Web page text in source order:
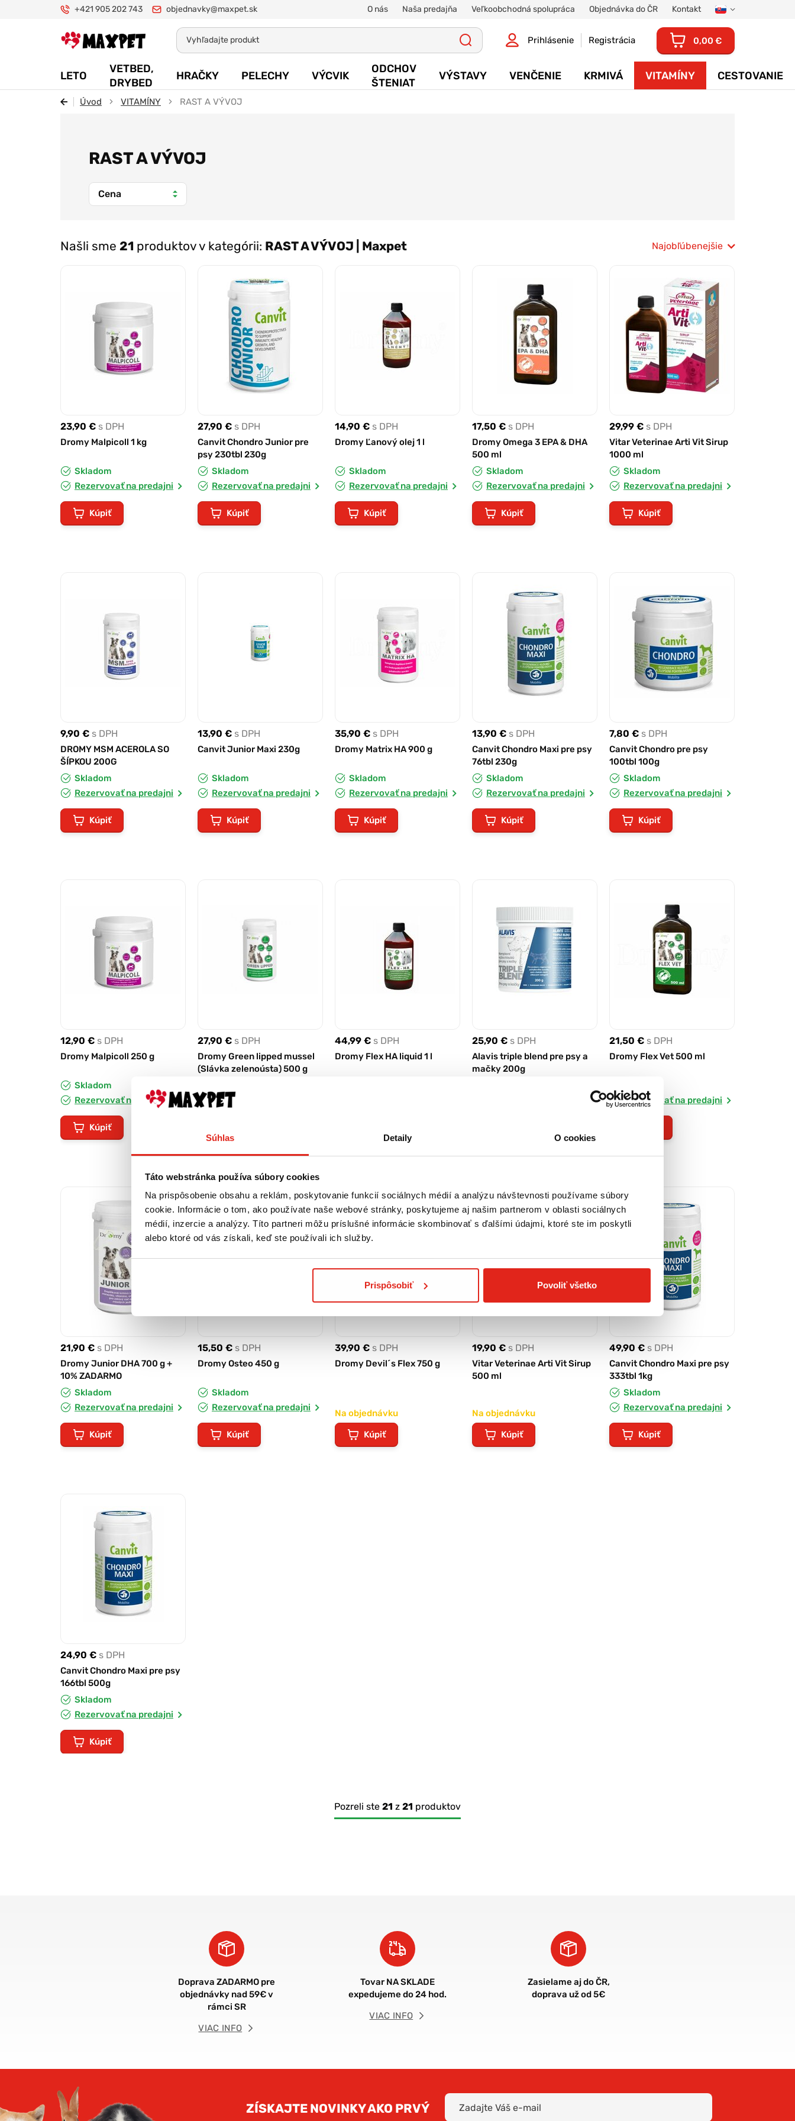
Súhlas Detaily O cookies
Táto webstránka používa súbory cookies
Na prispôsobenie obsahu a reklám, poskytovanie funkcií sociálnych médií a analýzu návštevnosti používame súbory
cookie. Informácie o tom, ako používate naše webové stránky, poskytujeme aj našim partnerom v oblasti sociálnych
médií, inzercie a analýzy. Títo partneri môžu príslušné informácie skombinovať s ďalšími údajmi, ktoré ste im poskytli
alebo ktoré od vás získali, keď ste používali ich služby.
Prispôsobiť Povoliť všetko
+421 905 202 743 objednavky@maxpet.sk O nás Naša predajňa Veľkoobchodná spolupráca Objednávka do ČR
Kontakt
Prihlásenie Registrácia 0,00 €
LETO
VETBED,
DRYBED
HRAČKY PELECHY VÝCVIK
ODCHOV
ŠTENIAT
VÝSTAVY VENČENIE KRMIVÁ VITAMÍNY CESTOVANIE
Úvod VITAMÍNY RAST A VÝVOJ
RAST A VÝVOJ
Cena
Našli sme 21 produktov v kategórii: RAST A VÝVOJ | Maxpet Najobľúbenejšie
23,90 € s DPH
Dromy Malpicoll 1 kg
Skladom
Rezervovať na predajni
Kúpiť
27,90 € s DPH
Canvit Chondro Junior pre
psy 230tbl 230g
Skladom
Rezervovať na predajni
Kúpiť
14,90 € s DPH
Dromy Ľanový olej 1 l
Skladom
Rezervovať na predajni
Kúpiť
17,50 € s DPH
Dromy Omega 3 EPA & DHA
500 ml
Skladom
Rezervovať na predajni
Kúpiť
29,99 € s DPH
Vitar Veterinae Arti Vit Sirup
1000 ml
Skladom
Rezervovať na predajni
Kúpiť
9,90 € s DPH
DROMY MSM ACEROLA SO
ŠÍPKOU 200G
Skladom
Rezervovať na predajni
Kúpiť
13,90 € s DPH
Canvit Junior Maxi 230g
Skladom
Rezervovať na predajni
Kúpiť
35,90 € s DPH
Dromy Matrix HA 900 g
Skladom
Rezervovať na predajni
Kúpiť
13,90 € s DPH
Canvit Chondro Maxi pre psy
76tbl 230g
Skladom
Rezervovať na predajni
Kúpiť
7,80 € s DPH
Canvit Chondro pre psy
100tbl 100g
Skladom
Rezervovať na predajni
Kúpiť
12,90 € s DPH
Dromy Malpicoll 250 g
Skladom
Rezervovať na predajni
Kúpiť
27,90 € s DPH
Dromy Green lipped mussel
(Slávka zelenoústa) 500 g
Rezervovať na predajni
44,99 € s DPH
Dromy Flex HA liquid 1 l
25,90 € s DPH
Alavis triple blend pre psy a
mačky 200g
21,50 € s DPH
Dromy Flex Vet 500 ml
Rezervovať na predajni
21,90 € s DPH
Dromy Junior DHA 700 g +
10% ZADARMO
Skladom
Rezervovať na predajni
Kúpiť
15,50 € s DPH
Dromy Osteo 450 g
Skladom
Rezervovať na predajni
Kúpiť
39,90 € s DPH
Dromy Devil´s Flex 750 g
Na objednávku
Kúpiť
19,90 € s DPH
Vitar Veterinae Arti Vit Sirup
500 ml
Na objednávku
Kúpiť
49,90 € s DPH
Canvit Chondro Maxi pre psy
333tbl 1kg
Skladom
Rezervovať na predajni
Kúpiť
24,90 € s DPH
Canvit Chondro Maxi pre psy
166tbl 500g
Skladom
Rezervovať na predajni
Kúpiť
Pozreli ste 21 z 21 produktov
Doprava ZADARMO pre
objednávky nad 59€ v
rámci SR
VIAC INFO
Tovar NA SKLADE
expedujeme do 24 hod.
VIAC INFO
Zasielame aj do ČR,
doprava už od 5€
ZÍSKAJTE NOVINKY AKO PRVÝ